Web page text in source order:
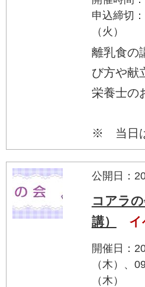
申込締切
（火）
離乳食の
び方や献
栄養士の
※ 当日
公開日：
コアラ
講）
イ
開催日：
（木）、
（木）